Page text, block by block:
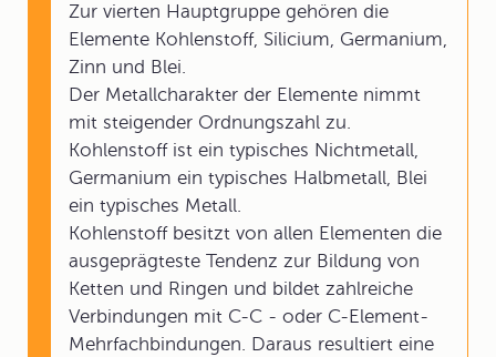
Zur vierten Hauptgruppe gehören die
Elemente Kohlenstoff, Silicium, Germanium,
Zinn und Blei.
Der Metallcharakter der Elemente nimmt
mit steigender Ordnungszahl zu.
Kohlenstoff ist ein typisches Nichtmetall,
Germanium ein typisches Halbmetall, Blei
ein typisches Metall.
Kohlenstoff besitzt von allen Elementen die
ausgeprägteste Tendenz zur Bildung von
Ketten und Ringen und bildet zahlreiche
Verbindungen mit C-C - oder C-Element-
Mehrfachbindungen. Daraus resultiert eine